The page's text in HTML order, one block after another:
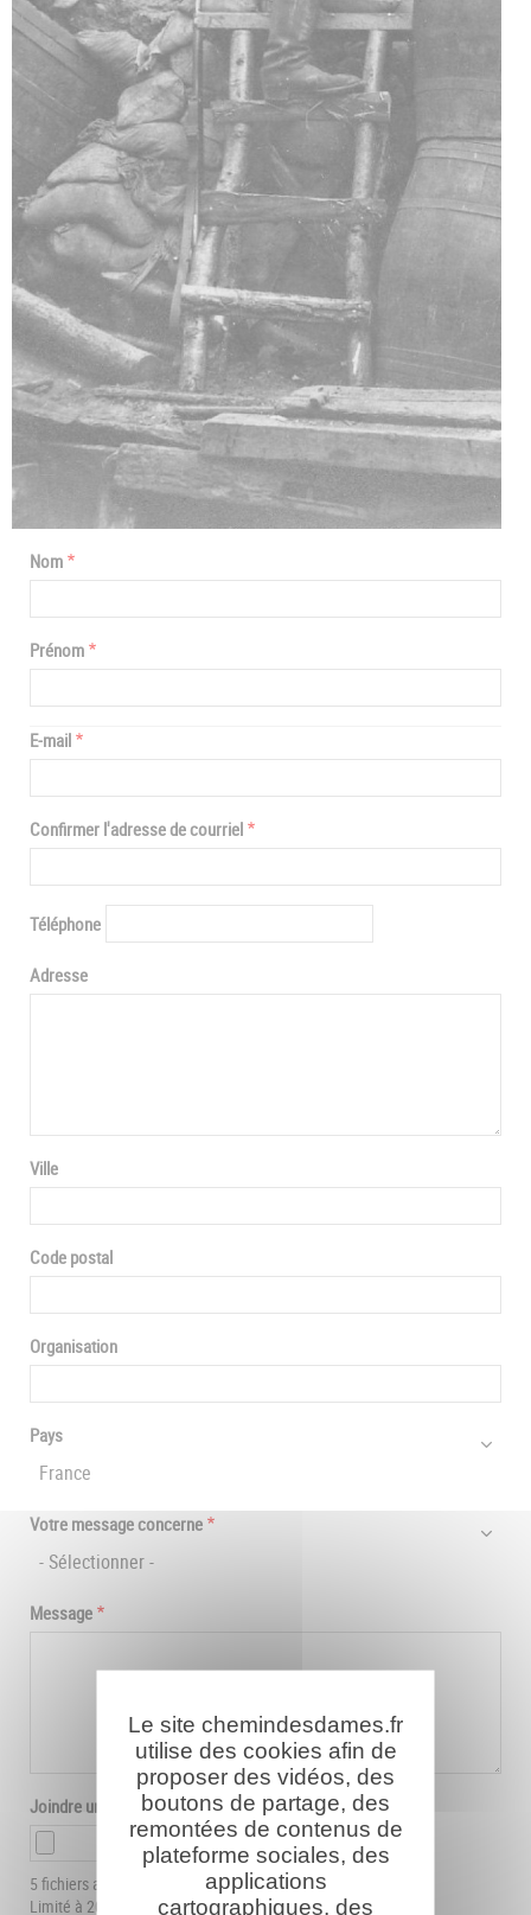
Nom
Prénom
E-
mail
E-mail
Confirmer l'adresse de courriel
Téléphone
Adresse
Ville
Code postal
Organisation
Pays
Votre message concerne
Message
Joindre un document
5 fichiers au maximum.
Limité à 20 Mo.
Le site chemindesdames.fr
utilise des cookies afin de
proposer des vidéos, des
boutons de partage, des
remontées de contenus de
plateforme sociales, des
applications
cartographiques, des